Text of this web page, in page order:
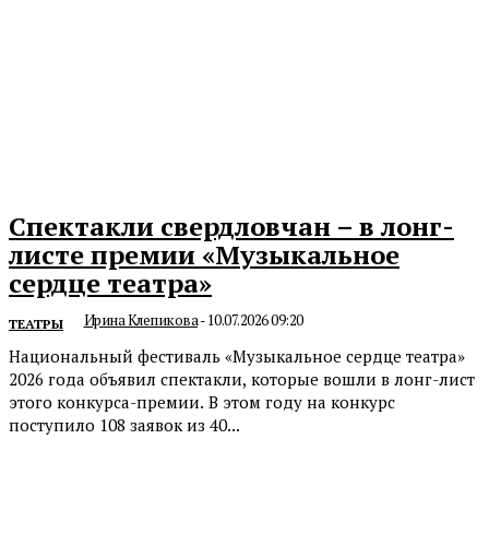
Спектакли свердловчан – в лонг-
листе премии «Музыкальное
сердце театра»
ТЕАТРЫ Ирина Клепикова- 10.07.2026 09:20
Национальный фестиваль «Музыкальное сердце театра»
2026 года объявил спектакли, которые вошли в лонг-лист
этого конкурса-премии. В этом году на конкурс
поступило 108 заявок из 40...